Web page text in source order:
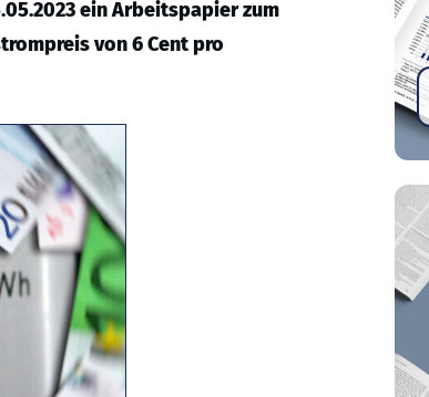
ein Arbeitspapier zum
von 6 Cent pro